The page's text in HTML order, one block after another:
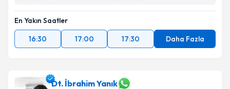
En Yakın Saatler
16:30
17:00 17:30 Daha Fazla
Dt. İbrahim Yanık